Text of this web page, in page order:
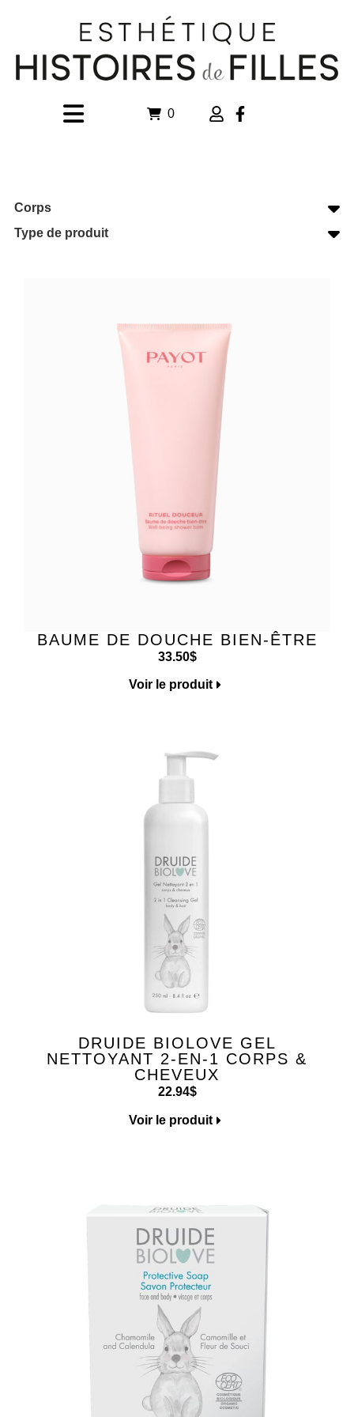
0
Corps
Type de produit
BAUME DE DOUCHE BIEN-ÊTRE
33.50$
Voir le produit
DRUIDE BIOLOVE GEL
NETTOYANT 2-EN-1 CORPS &
CHEVEUX
22.94$
Voir le produit